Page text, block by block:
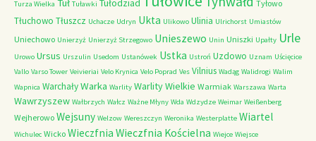
Turza Wielka Tuławki Tułodziad Tyłowo
Tłuchowo Tłuszcz Uchacze Udryn Ukta Ulikowo Ulinia Ulrichorst Umiastów
Uniechowo Unierzyż Unierzyż Strzegowo Unieszewo Unin Uniszki Upałty Urle
Urowo Ursus Urszulin Usedom Ustanówek Ustka Ustroń Uzdowo Uznam Uścięcice
Vallo Varso Tower Veivieriai Velo Krynica Velo Poprad Ves Vilnius Wadąg Walidrogi Walim
Wapnica WarchałyWarka Warlity Warlity Wielkie Warmiak Warszawa Warta
Wawrzyszew Wałbrzych Wałcz Ważne Młyny Wda Wdzydze Weimar Weißenberg
Wejherowo Wejsuny Welzow Wereszczyn Weronika Westerplatte Wiartel
Wichulec Wicko Wieczfnia Wieczfnia Kościelna Wiejce Wiejsce